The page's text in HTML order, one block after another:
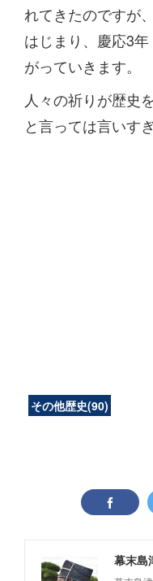
れてきたのですが
はじまり、慶応3
がっていきます。
人々の祈りが歴史
と言っては言いす
その他歴史(90)
幕末島